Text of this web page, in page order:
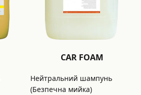
CAR FOAM
Нейтральний шампунь
(Безпечна мийка)